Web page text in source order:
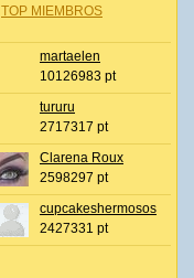
TOP MIEMBROS
martaelen
10126983 pt
tururu
2717317 pt
Clarena Roux
2598297 pt
cupcakeshermosos
2427331 pt